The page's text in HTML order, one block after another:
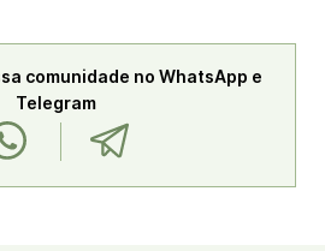
comunidade no WhatsApp e
Telegram